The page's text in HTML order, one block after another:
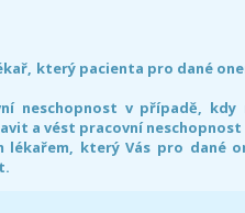
který pacienta pro dané
neschopnost v případě, kdy
a vést pracovní
který Vás pro dané